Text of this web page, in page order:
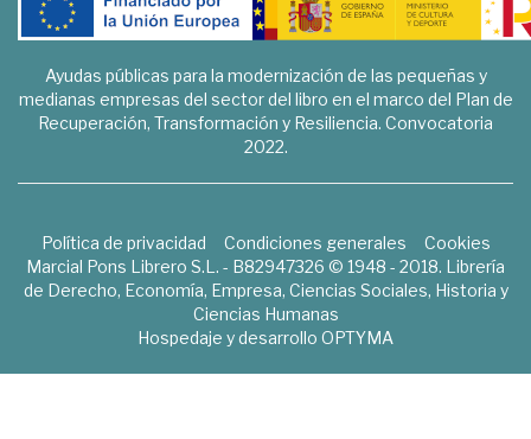
Ayudas públicas para la modernización de las pequeñas y
medianas empresas del sector del libro en el marco del Plan de
Recuperación, Transformación y Resiliencia. Convocatoria
2022.
Política de privacidad Condiciones generales
Cookies
Marcial Pons Librero S.L. - B82947326 © 1948 - 2018. Librería
de Derecho, Economía, Empresa, Ciencias Sociales, Historia y
Ciencias Humanas
Hospedaje y desarrollo OPTYMA